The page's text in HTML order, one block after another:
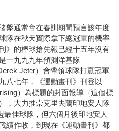
盤通常會在春訓期間預言該年度
隊在秋天實際拿下總冠軍的機率
》的棒球搶先報已經十五年沒有
一九九九年預測洋基隊
Jeter）會帶領球隊打贏冠軍
八七年，《運動畫刊》刊登以
）為標題的封面報導（這個標
，大力推崇克里夫蘭印地安人隊
最佳球隊，但六個月後印地安人
績作收，到現在《運動畫刊》都